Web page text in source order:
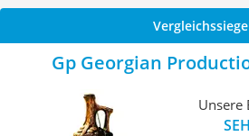
Gp Georgian
Unsere